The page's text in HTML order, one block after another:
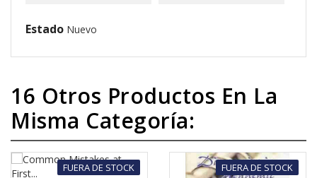
Estado Nuevo
16 Otros Productos En La
Misma Categoría:
FUERA DE STOCK FUERA DE STOCK